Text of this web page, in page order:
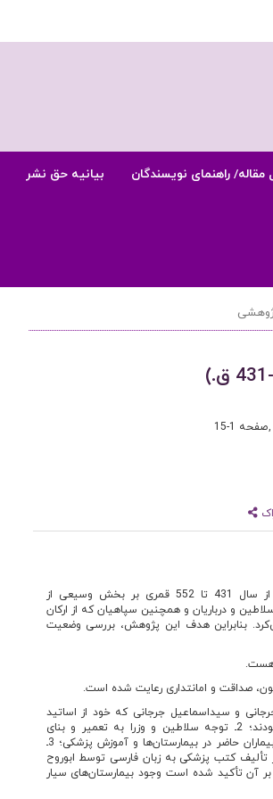
مقاله/ راهنمای نویسندگان بیانیه حق نشر
,صفحه 1-15
سلجوقیان بانی اولین حکومت قبیله‌ای در دوره اسلامی از سال 431 تا 552 قمری بر بخش وسیعی از
و درباریان و همچنین سپاهیان که از ارکان
بنابراین هدف این پژوهش، بررسی وضعیت
هست.
صداقت و امانتداری رعایت شده است.
و سیداسماعیل جرجانی که خود از اساتید
بزرگی چون ابن سینا و سعید بن ‌هبه الله و ابن ‌ابی‌صادق تعلیم دیده بودند؛ 2ـ توجه سلاطین و وزرا به تعمیر و بنای
بیمارستان‌ها و وقف درآمد حاصله از اجاره دکان‌ها و باغات در جهت هزینه بیماران حاضر در بیمارستان‌ها و آموزش پزشکی؛ 3ـ
تألیف کتب پزشکی به زبان فارسی توسط ابوروح
عصر که در منابع بر آن تأکید شده است وجود بیمارستان‌های سیار